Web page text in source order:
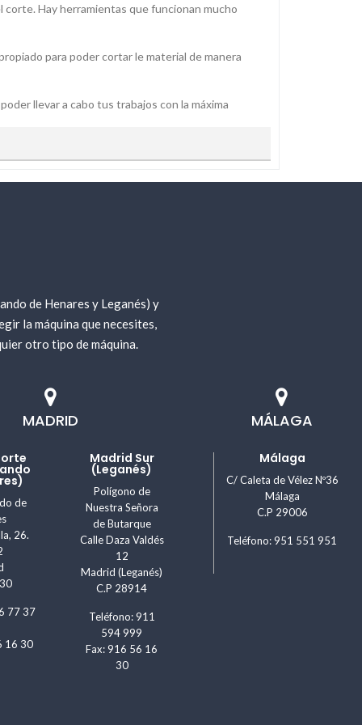
corte. Hay herramientas que funcionan mucho
para poder cortar le material de manera
llevar a cabo tus trabajos con la máxima
del cabezal.
y diferentes tipos de suelo. Creando, de
e incluso piedra.
ideal para lograr cortes profundos de alta
inversiones en construcción.
de mantenimiento, almacenaje, etc.
marcas en maquinaria y las herramientas más
o sierras de corte de gasolina o eléctricas en
de Henares y Leganés) y
la máquina que necesites,
otro tipo de máquina.
MADRID
de
26.
77 37
16 30
Madrid Sur
(Leganés)
Polígono de
Nuestra Señora
de Butarque
Calle Daza Valdés
12
Madrid (Leganés)
C.P 28914
Teléfono: 911
594 999
Fax: 916 56 16
30
MÁLAGA
Málaga
C/ Caleta de Vélez Nº36
Málaga
C.P 29006
Teléfono: 951 551 951